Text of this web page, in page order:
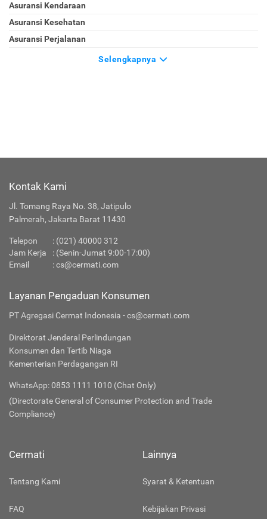
Asuransi Kendaraan
Asuransi Kesehatan
Asuransi Perjalanan
Selengkapnya
Kontak Kami
Jl. Tomang Raya No. 38, Jatipulo
Palmerah, Jakarta Barat 11430
Telepon : (021) 40000 312
Jam Kerja
: (Senin-Jumat 9:00-17:00)
Email
:cs@cermati.com
Layanan Pengaduan Konsumen
PT Agregasi Cermat Indonesia - cs@cermati.com
Direktorat Jenderal Perlindungan
Konsumen dan Tertib Niaga
Kementerian Perdagangan RI
WhatsApp: 0853 1111 1010 (Chat Only)
(Directorate General of Consumer Protection and Trade
Compliance)
Cermati
Tentang Kami
FAQ
Lainnya
Syarat & Ketentuan
Kebijakan Privasi